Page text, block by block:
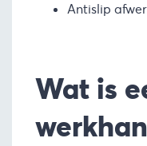
Antislip
Wat is